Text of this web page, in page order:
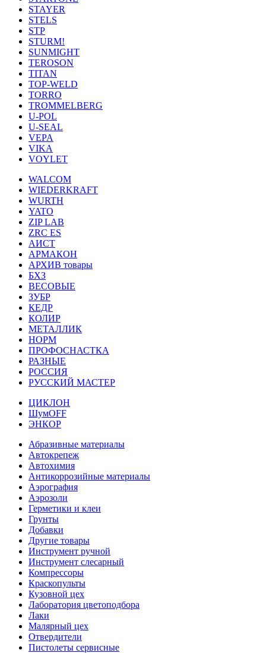
STAYER
STELS
STP
STURM!
SUNMIGHT
TEROSON
TITAN
TOP-WELD
TORRO
TROMMELBERG
U-POL
U-SEAL
VEPA
VIKA
VOYLET
WALCOM
WIEDERKRAFT
WURTH
YATO
ZIP LAB
ZRC ES
АИСТ
АРМАКОН
АРХИВ товары
БХЗ
ВЕСОВЫЕ
ЗУБР
КЕДР
КОЛИР
МЕТАЛЛИК
НОРМ
ПРОФОСНАСТКА
РАЗНЫЕ
РОССИЯ
РУССКИЙ МАСТЕР
ЦИКЛОН
ШумOFF
ЭНКОР
Абразивные материалы
Автокрепеж
Автохимия
Антикоррозийные материалы
Аэрография
Аэрозоли
Герметики и клеи
Грунты
Добавки
Другие товары
Инструмент ручной
Инструмент слесарный
Компрессоры
Краскопульты
Кузовной цех
Лаборатория цветоподбора
Лаки
Малярный цех
Отвердители
Пистолеты сервисные